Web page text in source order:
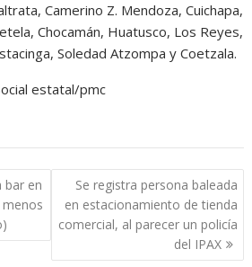
Camerino Z. Mendoza, Cuichapa,
Chocamán, Huatusco, Los Reyes,
Soledad Atzompa y Coetzala.
estatal/pmc
bar en
Se registra persona baleada
en estacionamiento de tienda
comercial, al parecer un policía
del IPAX